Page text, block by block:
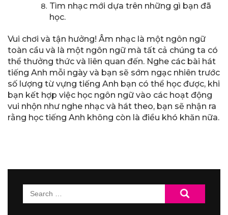
Tìm nhạc mới dựa trên những gì bạn đã
học.
Vui chơi và tận hưởng! Âm nhạc là một ngôn ngữ
toàn cầu và là một ngôn ngữ mà tất cả chúng ta có
thể thưởng thức và liên quan đến. Nghe các bài hát
tiếng Anh mỗi ngày và bạn sẽ sớm ngạc nhiên trước
số lượng từ vựng tiếng Anh bạn có thể học được, khi
bạn kết hợp việc học ngôn ngữ vào các hoạt động
vui nhộn như nghe nhạc và hát theo, bạn sẽ nhận ra
rằng học tiếng Anh không còn là điều khó khăn nữa.
Search
for: